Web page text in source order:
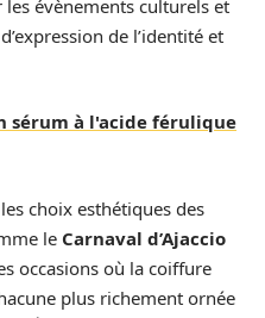
évènements culturels et
de l’identité et
sérum à l'acide férulique
choix esthétiques des
le Carnaval d’Ajaccio
occasions où la coiffure
plus richement ornée